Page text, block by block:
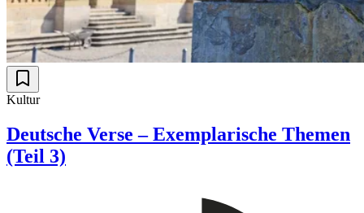
Kultur
Deutsche Verse – Exemplarische Themen
(Teil 3)